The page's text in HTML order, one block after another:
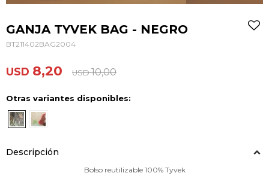
GANJA TYVEK BAG - NEGRO
BT211402BAG2004
USD 8,20 USD 10,00
Otras variantes disponibles:
Descripción
Bolso reutilizable 100% Tyvek